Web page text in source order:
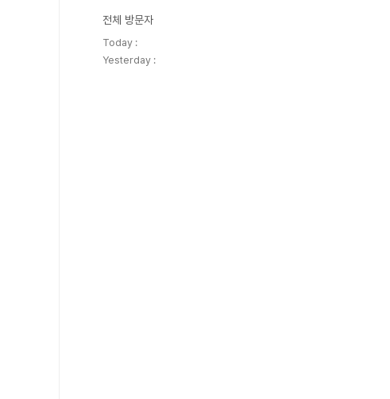
전체 방문자
Today :
Yesterday :